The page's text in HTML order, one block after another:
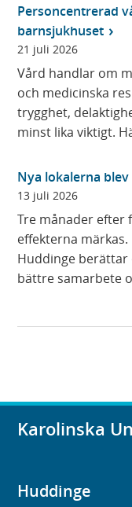
Personcentrerad
barnsjukhuset
21 juli 2026
Vård handlar om
och medicinska
trygghet,
minst lika viktigt.
Nya lokalerna
13 juli 2026
Tre månader efter
effekterna
Huddinge
bättre samarbete
Karolinska
Huddinge